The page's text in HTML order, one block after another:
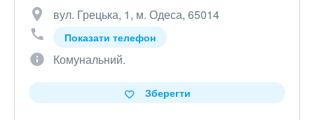
вул. Грецька, 1, м. Одеса, 65014
Показати телефон
Комунальний.
Зберегти